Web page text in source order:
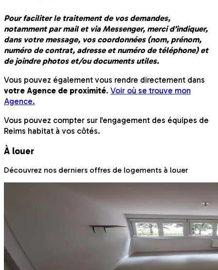
Pour faciliter le traitement de vos demandes,
notamment par mail et via Messenger, merci d’indiquer,
dans votre message, vos coordonnées (nom, prénom,
numéro de contrat, adresse et numéro de téléphone) et
de joindre photos et/ou documents utiles.
Vous pouvez également vous rendre directement dans
votre Agence de proximité. Voir où se trouve mon
Agence.
Vous pouvez compter sur l'engagement des équipes de
Reims habitat à vos côtés.
À louer
Découvrez nos derniers offres de logements à louer